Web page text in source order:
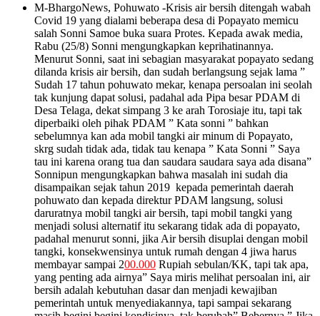
M-BhargoNews, Pohuwato -Krisis air bersih ditengah wabah
Covid 19 yang dialami beberapa desa di Popayato memicu
salah Sonni Samoe buka suara Protes. Kepada awak media,
Rabu (25/8) Sonni mengungkapkan keprihatinannya.
Menurut Sonni, saat ini sebagian masyarakat popayato sedang
dilanda krisis air bersih, dan sudah berlangsung sejak lama ”
Sudah 17 tahun pohuwato mekar, kenapa persoalan ini seolah
tak kunjung dapat solusi, padahal ada Pipa besar PDAM di
Desa Telaga, dekat simpang 3 ke arah Torosiaje itu, tapi tak
diperbaiki oleh pihak PDAM ” Kata sonni ” bahkan
sebelumnya kan ada mobil tangki air minum di Popayato,
skrg sudah tidak ada, tidak tau kenapa ” Kata Sonni ” Saya
tau ini karena orang tua dan saudara saudara saya ada disana”
Sonnipun mengungkapkan bahwa masalah ini sudah dia
disampaikan sejak tahun 2019 kepada pemerintah daerah
pohuwato dan kepada direktur PDAM langsung, solusi
daruratnya mobil tangki air bersih, tapi mobil tangki yang
menjadi solusi alternatif itu sekarang tidak ada di popayato,
padahal menurut sonni, jika Air bersih disuplai dengan mobil
tangki, konsekwensinya untuk rumah dengan 4 jiwa harus
membayar sampai 200.000 Rupiah sebulan/KK, tapi tak apa,
yang penting ada airnya” Saya miris melihat persoalan ini, air
bersih adalah kebutuhan dasar dan menjadi kewajiban
pemerintah untuk menyediakannya, tapi sampai sekarang